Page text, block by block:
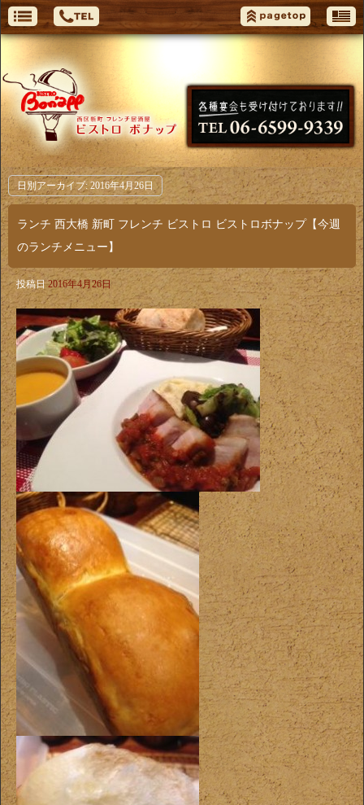
日別アーカイブ: 2016年4月26日
ランチ 西大橋 新町 フレンチ ビストロ ビストロボナップ【今週
のランチメニュー】
投稿日 2016年4月26日